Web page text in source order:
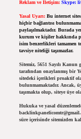
Reklam ve İletişim: Skype:
Yasal Uyarı: Bu internet
hiçbir bağlantısı
paylaşılmaktadır. Burada
kurum ve kişiler hakkında
isim benzerlikleri tamamen
tavsiye niteliği taşımazlar.
Sitemiz, 5651 Sayılı
tarafından onaylanmış bir
sitedeki içerikleri proaktif
bulunmamaktadır. Ancak,
taşımakta olup, siteye üye
Hukuka ve yasal
süre içerisinde sitemizden